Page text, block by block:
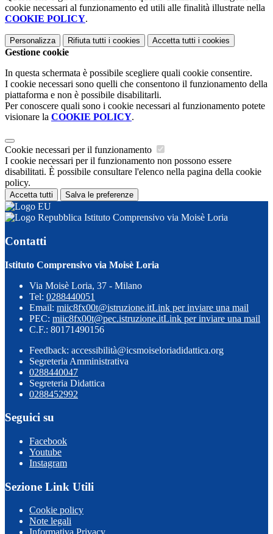
cookie necessari al funzionamento ed utili alle finalità illustrate nella
COOKIE POLICY.
Personalizza Rifiuta tutti i cookies Accetta tutti i cookies
Gestione cookie
In questa schermata è possibile scegliere quali cookie consentire.
I cookie necessari sono quelli che consentono il funzionamento della
piattaforma e non è possibile disabilitarli.
Per conoscere quali sono i cookie necessari al funzionamento potete
visionare la COOKIE POLICY.
Cookie necessari per il funzionamento
I cookie necessari per il funzionamento non possono essere
disabilitati. È possibile consultare l'elenco nella pagina della cookie
policy.
Accetta tutti Salva le preferenze
Istituto Comprensivo via Moisè Loria
Contatti
Istituto Comprensivo via Moisè Loria
Via Moisè Loria, 37 - Milano
Tel: 0288440051
Email: miic8fx00t@istruzione.itLink per inviare una mail
PEC: miic8fx00t@pec.istruzione.itLink per inviare una mail
C.F.: 80171490156
Feedback: accessibilità@icsmoiseloriadidattica.org
Segreteria Amministrativa
0288440047
Segreteria Didattica
0288452992
Seguici su
Facebook
Youtube
Instagram
Sezione Link Utili
Cookie policy
Note legali